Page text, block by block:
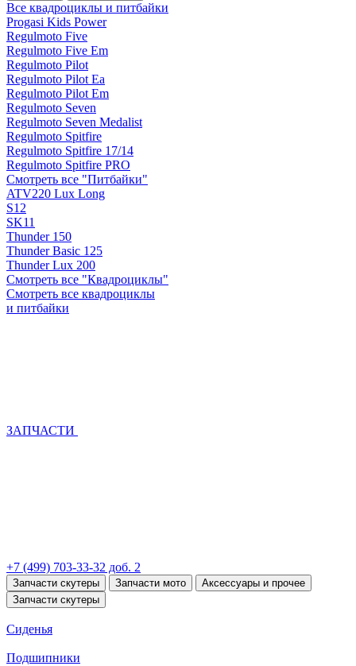
Все квадроциклы и питбайки
Progasi Kids Power
Regulmoto Five
Regulmoto Five Em
Regulmoto Pilot
Regulmoto Pilot Ea
Regulmoto Pilot Em
Regulmoto Seven
Regulmoto Seven Medalist
Regulmoto Spitfire
Regulmoto Spitfire 17/14
Regulmoto Spitfire PRO
Смотреть все "Питбайки"
ATV220 Lux Long
S12
SK11
Thunder 150
Thunder Basic 125
Thunder Lux 200
Смотреть все "Квадроциклы"
Смотреть все квадроциклы
и питбайки
ЗАПЧАСТИ
+7 (499) 703-33-32 доб. 2
Запчасти скутеры Запчасти мото
Аксессуары и прочее
Запчасти скутеры
Сиденья
Подшипники